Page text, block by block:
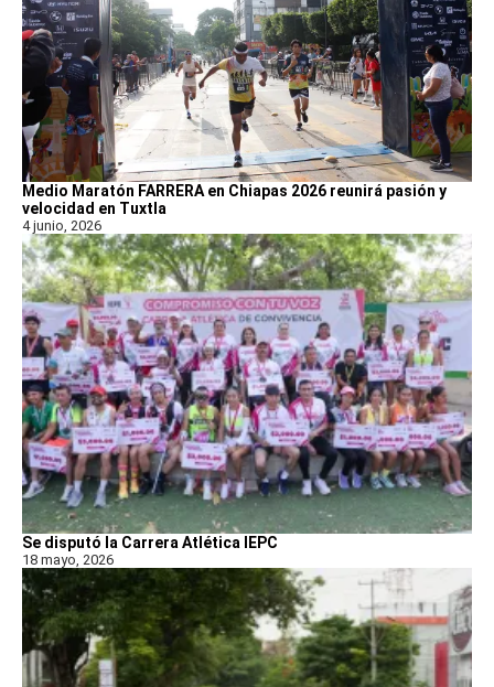
Medio Maratón FARRERA en Chiapas 2026 reunirá pasión y
velocidad en Tuxtla
4 junio, 2026
Se disputó la Carrera Atlética IEPC
18 mayo, 2026